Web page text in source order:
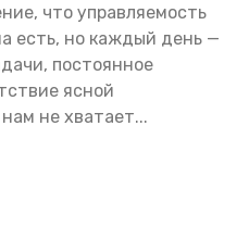
что управляемость
есть, но каждый день —
постоянное
ясной
не хватает...